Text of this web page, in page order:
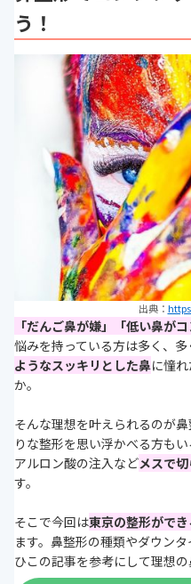
う！
出典：
「だんご鼻が嫌」「低い鼻がコ
悩みを持っている方は多く、
ようなスッキリとした鼻に憧
か。
そんな理想を叶えられるのが鼻
りな整形を思い浮かべる方も
アルロン酸の注入などメスで
す。
そこで今回は東京の整形がで
ます。鼻整形の種類やダウン
ひこの記事を参考にして理想